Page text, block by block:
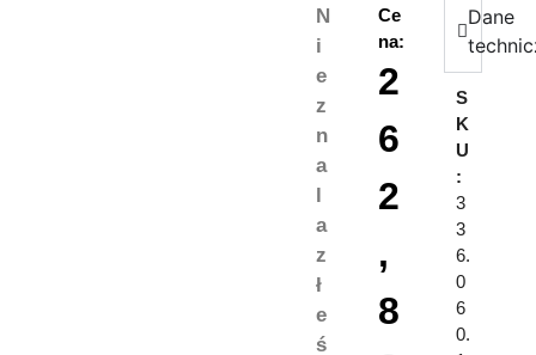
N
i
e
z
n
a
l
a
z
ł
e
ś
Ce
na:
2
6
2
,
8
Dane
S
K
U
:
3
3
6.
0
6
0.